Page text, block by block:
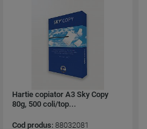
Hartie copiator A3 Sky Copy
80g, 500 coli/top...
Cod produs: 88032081